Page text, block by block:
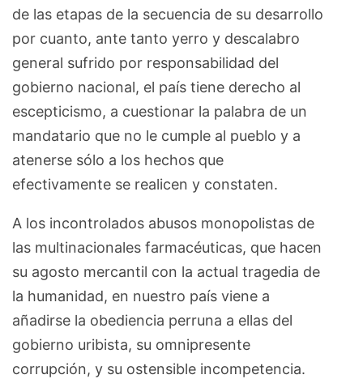
de las etapas de la secuencia de su desarrollo
por cuanto, ante tanto yerro y descalabro
general sufrido por responsabilidad del
gobierno nacional, el país tiene derecho al
escepticismo, a cuestionar la palabra de un
mandatario que no le cumple al pueblo y a
atenerse sólo a los hechos que
efectivamente se realicen y constaten.
A los incontrolados abusos monopolistas de
las multinacionales farmacéuticas, que hacen
su agosto mercantil con la actual tragedia de
la humanidad, en nuestro país viene a
añadirse la obediencia perruna a ellas del
gobierno uribista, su omnipresente
corrupción, y su ostensible incompetencia.